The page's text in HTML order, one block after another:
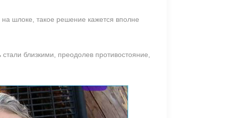
шлоке, такое решение кажется вполне
близкими, преодолев противостояние,